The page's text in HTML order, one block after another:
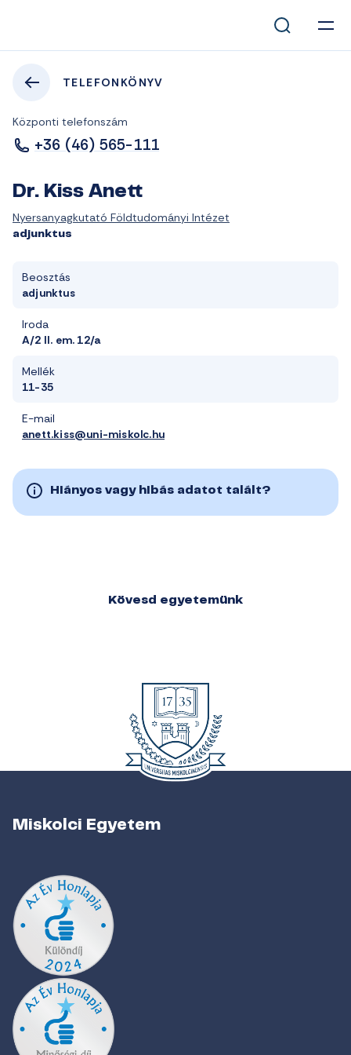
TELEFONKÖNYV
Központi telefonszám
+36 (46) 565-111
Dr. Kiss Anett
Nyersanyagkutató Földtudományi Intézet
adjunktus
Beosztás
adjunktus
Iroda
A/2 II. em. 12/a
Mellék
11-35
E-mail
anett.kiss@uni-miskolc.hu
Hiányos vagy hibás adatot talált?
Kövesd egyetemünk
Miskolci Egyetem